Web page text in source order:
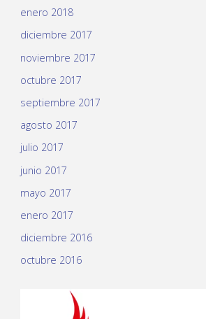
enero 2018
diciembre 2017
noviembre 2017
octubre 2017
septiembre 2017
agosto 2017
julio 2017
junio 2017
mayo 2017
enero 2017
diciembre 2016
octubre 2016